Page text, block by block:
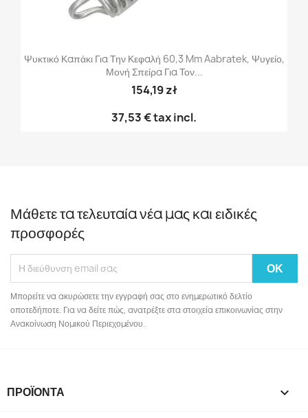
Ψυκτικό Καπάκι Για Την Κεφαλή 60,3 Mm Aabratek, Ψυγείο,
Μονή Σπείρα Για Τον...
154,19 zł
37,53 €tax incl.
Μάθετε τα τελευταία νέα μας και ειδικές
προσφορές
Μπορείτε να ακυρώσετε την εγγραφή σας στο ενημερωτικό δελτίο
οποτεδήποτε. Για να δείτε πώς, ανατρέξτε στα στοιχεία επικοινωνίας στην
Ανακοίνωση Νομικού Περιεχομένου.
ΠΡΟΪΌΝΤΑ 